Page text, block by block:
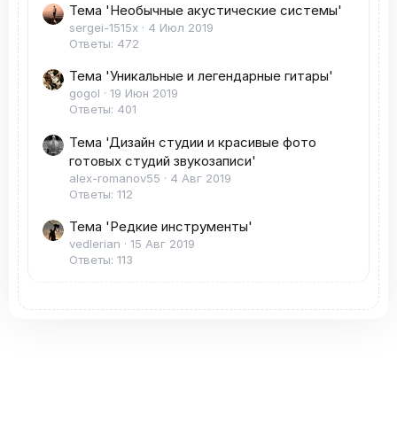
Тема 'Необычные акустические системы'
sergei-1515x
4 Июл 2019
Ответы: 472
Тема 'Уникальные и легендарные гитары'
gogol
19 Июн 2019
Ответы: 401
Тема 'Дизайн студии и красивые фото
готовых студий звукозаписи'
alex-romanov55
4 Авг 2019
Ответы: 112
Тема 'Редкие инструменты'
vedlerian
15 Авг 2019
Ответы: 113